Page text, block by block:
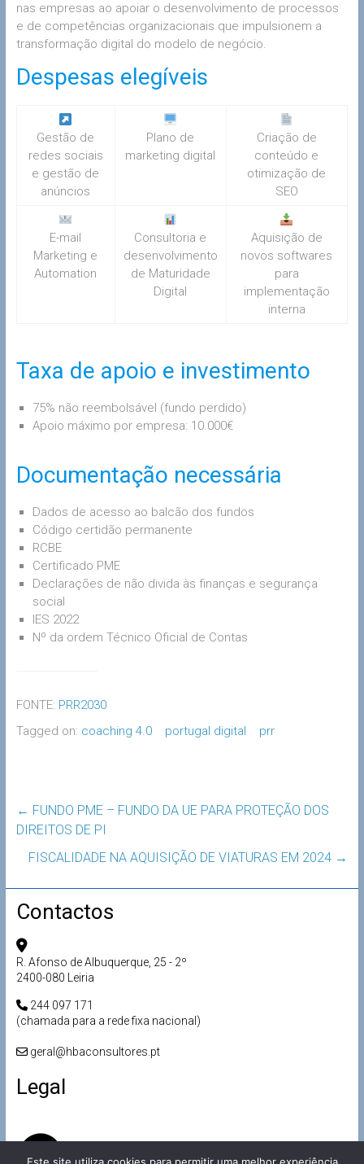
nas empresas ao apoiar o desenvolvimento de processos
e de competências organizacionais que impulsionem a
transformação digital do modelo de negócio.
Despesas elegíveis
Gestão de
redes sociais
e gestão de
anúncios
Plano de
marketing digital
Criação de
conteúdo e
otimização de
SEO
E-mail
Marketing e
Automation
Consultoria e
desenvolvimento
de Maturidade
Digital
Aquisição de
novos softwares
para
implementação
interna
Taxa de apoio e investimento
75% não reembolsável (fundo perdido)
Apoio máximo por empresa: 10.000€
Documentação necessária
Dados de acesso ao balcão dos fundos
Código certidão permanente
RCBE
Certificado PME
Declarações de não divida às finanças e segurança
social
IES 2022
Nº da ordem Técnico Oficial de Contas
FONTE: PRR2030
Tagged on: coaching 4.0 portugal digital prr
← FUNDO PME – FUNDO DA UE PARA PROTEÇÃO DOS
DIREITOS DE PI
FISCALIDADE NA AQUISIÇÃO DE VIATURAS EM 2024 →
Contactos
R. Afonso de Albuquerque, 25 - 2º
2400-080 Leiria
244 097 171
(chamada para a rede fixa nacional)
geral@hbaconsultores.pt
Legal